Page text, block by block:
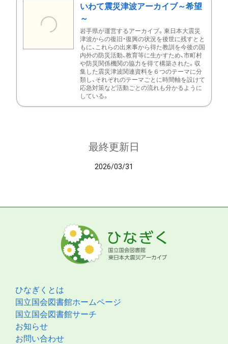
いわて震災津波アーカイブ～希望
～
岩手県が運営するアーカイブ。東日本大震災
津波からの復旧・復興の状況を後世に残すとと
もに、これらの出来事から得た教訓を今後の国
内外の防災活動、教育等に生かすため、市町村
や防災関係機関の協力を得て構築された。収
集した震災津波関連資料を６つのテーマに分
類し、それぞれのテーマごとに時間軸を設けて
応急対策など活動ごとの流れも分かるように
している。
最終更新日
2026/03/31
ひなぎくとは
国立国会図書館ホームページ
国立国会図書館サーチ
お知らせ
お問い合わせ